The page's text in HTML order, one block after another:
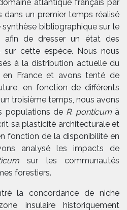
atlantique français par
dans un premier temps réalisé
bibliographique sur le
afin de dresser un état des
sur cette espèce. Nous nous
à la distribution actuelle du
en France et avons tenté de
en fonction de différents
troisième temps, nous avons
populations de R. ponticumà
sa plasticité architecturale et
fonction de la disponibilité en
analysé les impacts de
sur les communautés
forestiers.
la concordance de niche
insulaire historiquement